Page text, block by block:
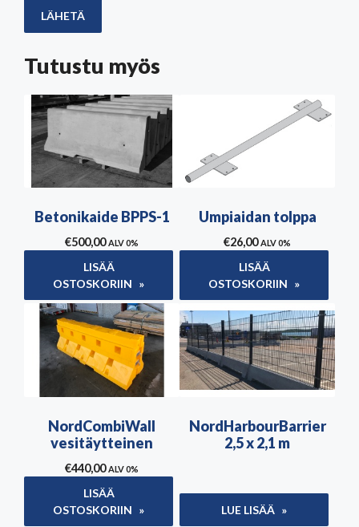
Tutustu myös
Betonikaide BPPS-1
€500,00 ALV 0%
LISÄÄ
OSTOSKORIIN
Umpiaidan tolppa
€26,00 ALV 0%
LISÄÄ
OSTOSKORIIN
NordCombiWall
vesitäytteinen
€440,00 ALV 0%
LISÄÄ
OSTOSKORIIN
NordHarbourBarrier
2,5 x 2,1 m
LUE LISÄÄ